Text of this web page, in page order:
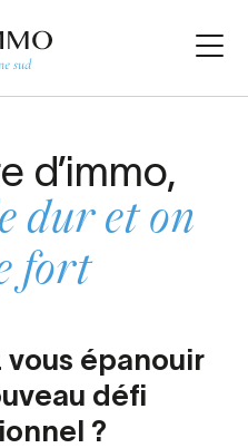
d’immo,
dur et on
fort
vous épanouir
défi
?